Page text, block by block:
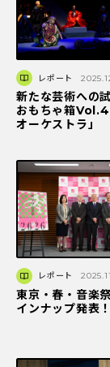
レポート
新たな芸術への
おもちゃ箱
オーケストラ」
レポート
東京・春・音楽
インナップ発表！